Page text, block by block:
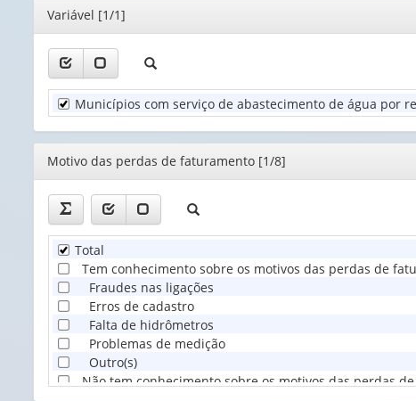
Unidade
Territorial
(1)
Editor
Variável [1/1]
Municípios com serviço de abastecimento de água por
Editor
Motivo das perdas de faturamento [1/8]
Total
Tem conhecimento sobre os motivos das perdas de
Fraudes nas ligações
Erros de cadastro
Falta de hidrômetros
Problemas de medição
Outro(s)
Não tem conhecimento sobre os motivos das perdas